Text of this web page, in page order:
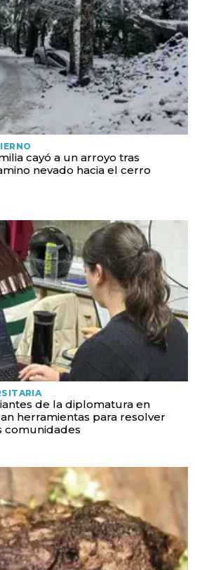
cayó a un arroyo tras
nevado hacia el cerro
de la diplomatura en
herramientas para resolver
comunidades